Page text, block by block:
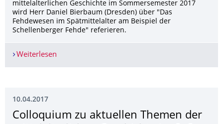
mittelalterlichen Geschichte im Sommersemester 2017
wird Herr Daniel Bierbaum (Dresden) über "Das
Fehdewesen im Spätmittelalter am Beispiel der
Schellenberger Fehde" referieren.
Weiterlesen
10.04.2017
Colloquium zu aktuellen Themen der